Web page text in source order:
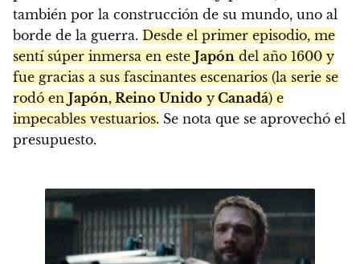
también por la construcción de su mundo, uno al
borde de la guerra. Desde el primer episodio, me
sentí súper inmersa en este Japón del año 1600 y
fue gracias a sus fascinantes escenarios (la serie se
rodó en Japón, Reino Unido y Canadá) e
impecables vestuarios. Se nota que se aprovechó el
presupuesto.